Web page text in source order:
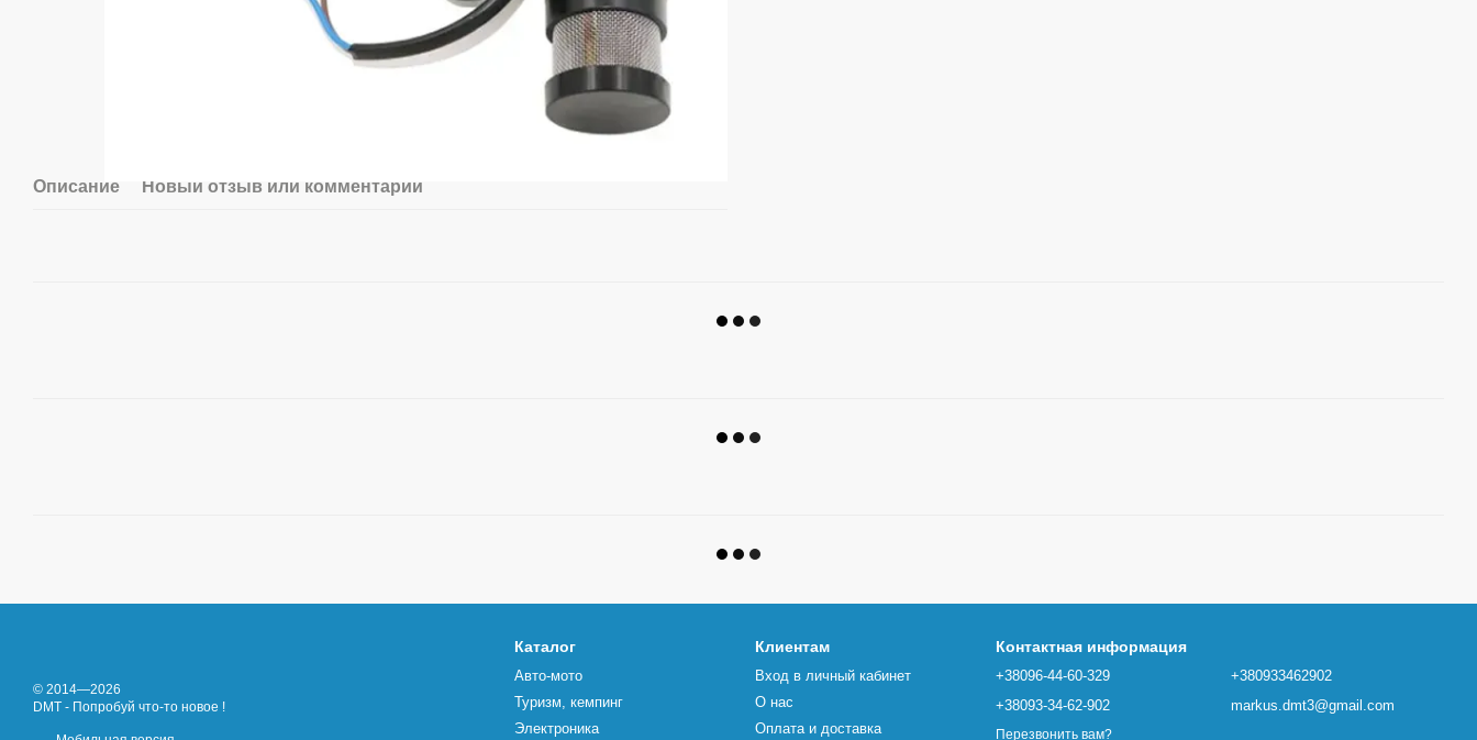
Описание Новый отзыв или комментарий
© 2014—2026
DMT - Попробуй что-то новое !
Каталог
Авто-мото
Туризм, кемпинг
Электроника
Клиентам
Вход в личный кабинет
О нас
Оплата и доставка
Контактная информация
+38096-44-60-329
+38093-34-62-902
Перезвонить вам?
+380933462902
markus.dmt3@gmail.com